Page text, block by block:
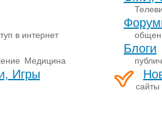
в интернет
Медицина
Игры
Блоги
сайты